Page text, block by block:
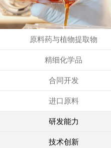
原料药与植物提取物
精细化学品
合同开发
进口原料
研发能力
技术创新